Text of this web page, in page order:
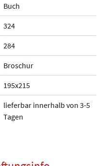
Buch
324
284
Broschur
195x215
lieferbar innerhalb von 3-5
Tagen